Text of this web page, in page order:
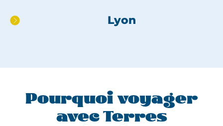
Lyon
Pourquoi voyager
avec Terres